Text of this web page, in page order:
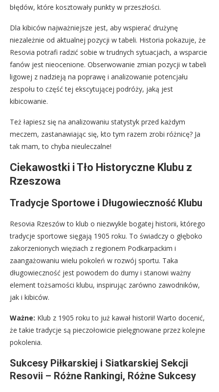
błędów, które kosztowały punkty w przeszłości.
Dla kibiców najważniejsze jest, aby wspierać drużynę
niezależnie od aktualnej pozycji w tabeli. Historia pokazuje, że
Resovia potrafi radzić sobie w trudnych sytuacjach, a wsparcie
fanów jest nieocenione. Obserwowanie zmian pozycji w tabeli
ligowej z nadzieją na poprawę i analizowanie potencjału
zespołu to część tej ekscytującej podróży, jaką jest
kibicowanie.
Też łapiesz się na analizowaniu statystyk przed każdym
meczem, zastanawiając się, kto tym razem zrobi różnicę? Ja
tak mam, to chyba nieuleczalne!
Ciekawostki i Tło Historyczne Klubu z
Rzeszowa
Tradycje Sportowe i Długowieczność Klubu
Resovia Rzeszów to klub o niezwykle bogatej historii, którego
tradycje sportowe sięgają 1905 roku. To świadczy o głęboko
zakorzenionych więziach z regionem Podkarpackim i
zaangażowaniu wielu pokoleń w rozwój sportu. Taka
długowieczność jest powodem do dumy i stanowi ważny
element tożsamości klubu, inspirując zarówno zawodników,
jak i kibiców.
Ważne: Klub z 1905 roku to już kawał historii! Warto docenić,
że takie tradycje są pieczołowicie pielęgnowane przez kolejne
pokolenia.
Sukcesy Piłkarskiej i Siatkarskiej Sekcji
Resovii – Różne Rankingi, Różne Sukcesy